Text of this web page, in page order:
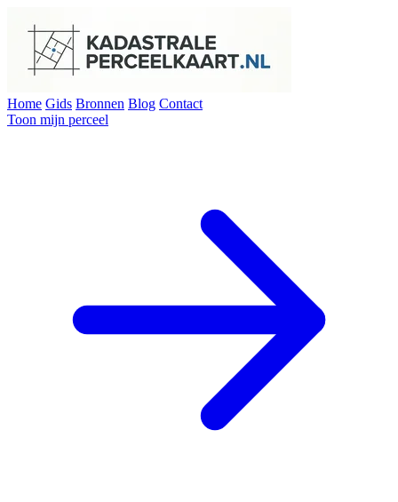
Home Gids Bronnen Blog Contact
Toon mijn perceel